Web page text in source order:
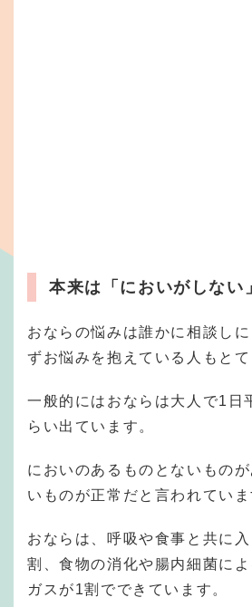
本来は「においがしない
おならの悩みは誰かに相談し
ずお悩みを抱えている人もとて
一般的にはおならは大人で1日
らい出ています。
においのあるものとないもの
いものが正常だと言われていま
おならは、呼吸や食事と共に
割、食物の消化や腸内細菌に
ガスが1割でできています。